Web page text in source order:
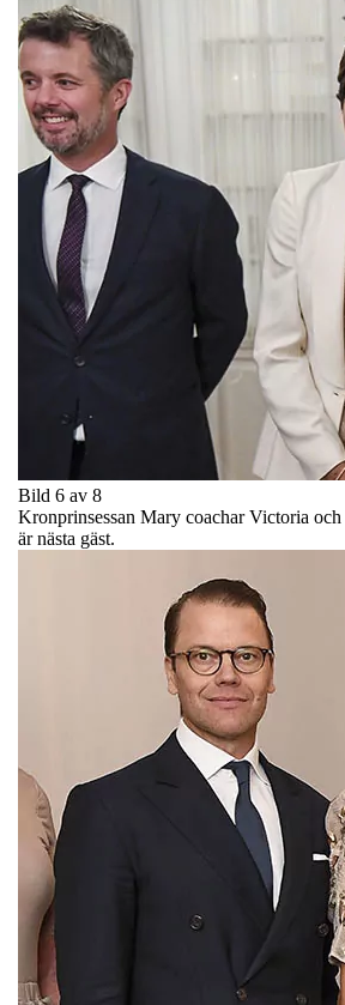
Bild 6 av 8
Kronprinsessan Mary coachar Victoria
är nästa gäst.